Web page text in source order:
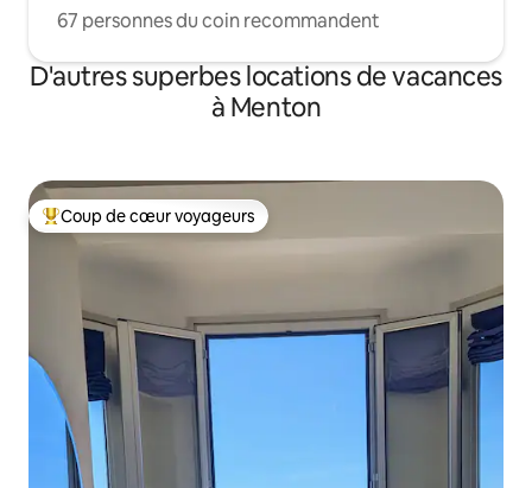
67 personnes du coin recommandent
D'autres superbes locations de vacances
à Menton
Coup de cœur voyageurs parmi les plus aimés
Coup de cœur voyageurs